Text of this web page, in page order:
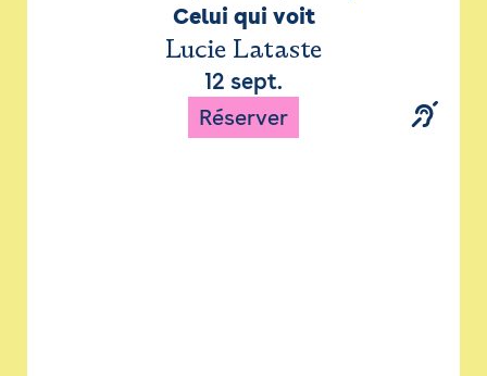
Celui qui voit
Lucie Lataste
12 sept.
Réserver